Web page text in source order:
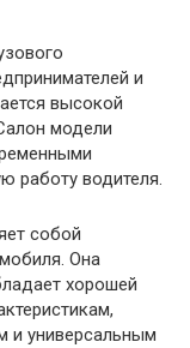
и
высокой
модели
работу водителя.
собой
Она
хорошей
и универсальным